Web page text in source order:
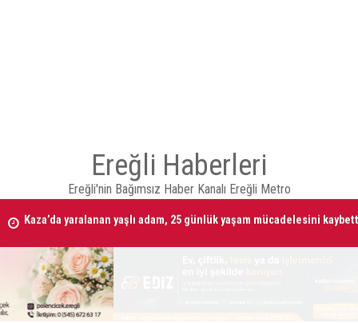
Ereğli Haberleri
Ereğli'nin Bağımsız Haber Kanalı Ereğli Metro
Kaza’da yaralanan yaşlı adam, 25 günlük yaşam mücadelesini
Alacak verecek kavgasında 2 kişi öldürüldü